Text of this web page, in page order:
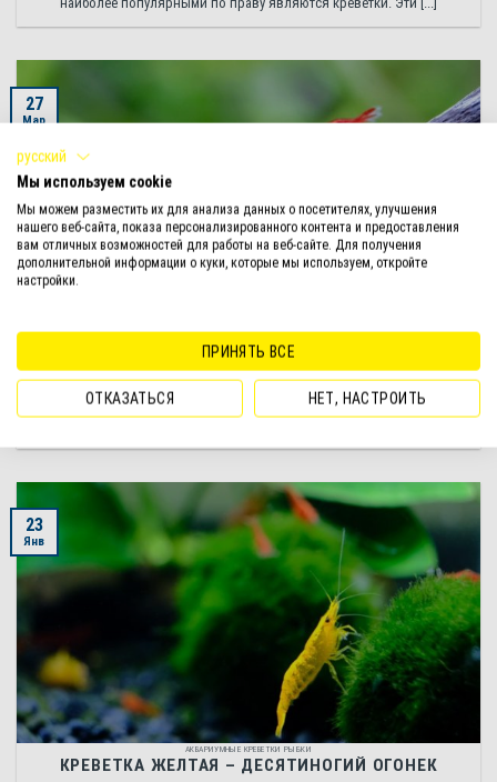
ТОП 10 АКВАРИУМНЫХ КРЕВЕТОК С НАЗВАНИЯМИ
И ФОТО
Введение Пресноводные креветки приобрели статус аквариумных
27
Мар
АКВАРИУМНЫЕ КРЕВЕТКИ РЫБКИ
КРЕВЕТКА ЖЕЛТАЯ – ДЕСЯТИНОГИЙ ОГОНЕК
23
Янв
русский
Мы используем cookie
Мы можем разместить их для анализа данных о посетителях, улучшения
нашего веб-сайта, показа персонализированного контента и предоставления
вам отличных возможностей для работы на веб-сайте. Для получения
дополнительной информации о куки, которые мы используем, откройте
настройки.
ПРИНЯТЬ ВСЕ
ОТКАЗАТЬСЯ НЕТ, НАСТРОИТЬ